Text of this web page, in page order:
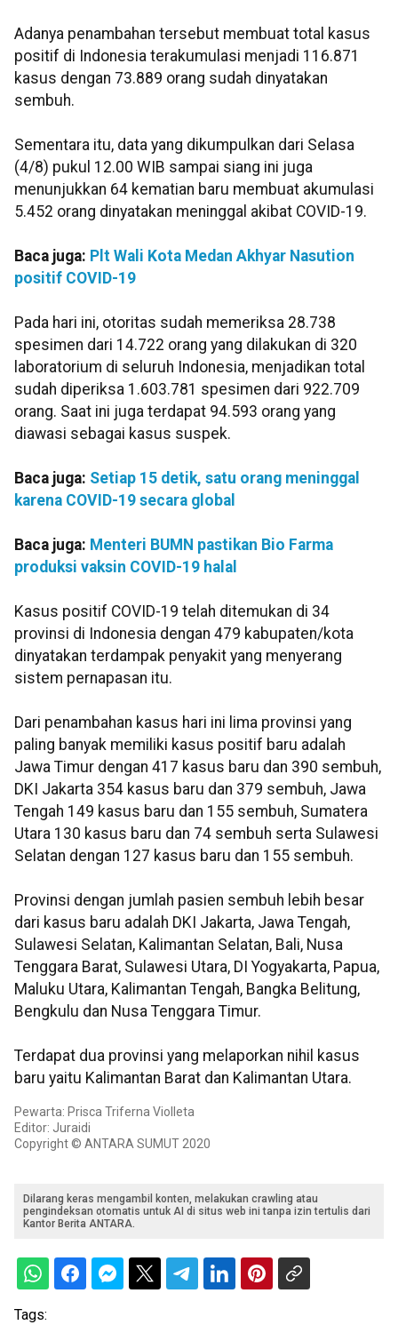
Adanya penambahan tersebut membuat total kasus
positif di Indonesia terakumulasi menjadi 116.871
kasus dengan 73.889 orang sudah dinyatakan
sembuh.
Sementara itu, data yang dikumpulkan dari Selasa
(4/8) pukul 12.00 WIB sampai siang ini juga
menunjukkan 64 kematian baru membuat akumulasi
5.452 orang dinyatakan meninggal akibat COVID-19.
Baca juga: Plt Wali Kota Medan Akhyar Nasution
positif COVID-19
Pada hari ini, otoritas sudah memeriksa 28.738
spesimen dari 14.722 orang yang dilakukan di 320
laboratorium di seluruh Indonesia, menjadikan total
sudah diperiksa 1.603.781 spesimen dari 922.709
orang. Saat ini juga terdapat 94.593 orang yang
diawasi sebagai kasus suspek.
Baca juga: Setiap 15 detik, satu orang meninggal
karena COVID-19 secara global
Baca juga: Menteri BUMN pastikan Bio Farma
produksi vaksin COVID-19 halal
Kasus positif COVID-19 telah ditemukan di 34
provinsi di Indonesia dengan 479 kabupaten/kota
dinyatakan terdampak penyakit yang menyerang
sistem pernapasan itu.
Dari penambahan kasus hari ini lima provinsi yang
paling banyak memiliki kasus positif baru adalah
Jawa Timur dengan 417 kasus baru dan 390 sembuh,
DKI Jakarta 354 kasus baru dan 379 sembuh, Jawa
Tengah 149 kasus baru dan 155 sembuh, Sumatera
Utara 130 kasus baru dan 74 sembuh serta Sulawesi
Selatan dengan 127 kasus baru dan 155 sembuh.
Provinsi dengan jumlah pasien sembuh lebih besar
dari kasus baru adalah DKI Jakarta, Jawa Tengah,
Sulawesi Selatan, Kalimantan Selatan, Bali, Nusa
Tenggara Barat, Sulawesi Utara, DI Yogyakarta, Papua,
Maluku Utara, Kalimantan Tengah, Bangka Belitung,
Bengkulu dan Nusa Tenggara Timur.
Terdapat dua provinsi yang melaporkan nihil kasus
baru yaitu Kalimantan Barat dan Kalimantan Utara.
Pewarta: Prisca Triferna Violleta
Editor: Juraidi
Copyright © ANTARA SUMUT 2020
Dilarang keras mengambil konten, melakukan crawling atau
pengindeksan otomatis untuk AI di situs web ini tanpa izin tertulis dari
Kantor Berita ANTARA.
Tags: